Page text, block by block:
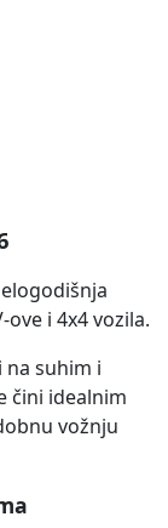
i 4x4 vozila.
suhim i
čini idealnim
vožnju